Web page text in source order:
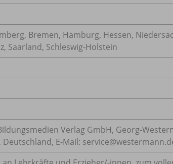
Bremen, Hamburg, Hessen,
Saarland, Schleswig-Holstein
Verlag GmbH, Georg-
Deutschland, E-Mail: